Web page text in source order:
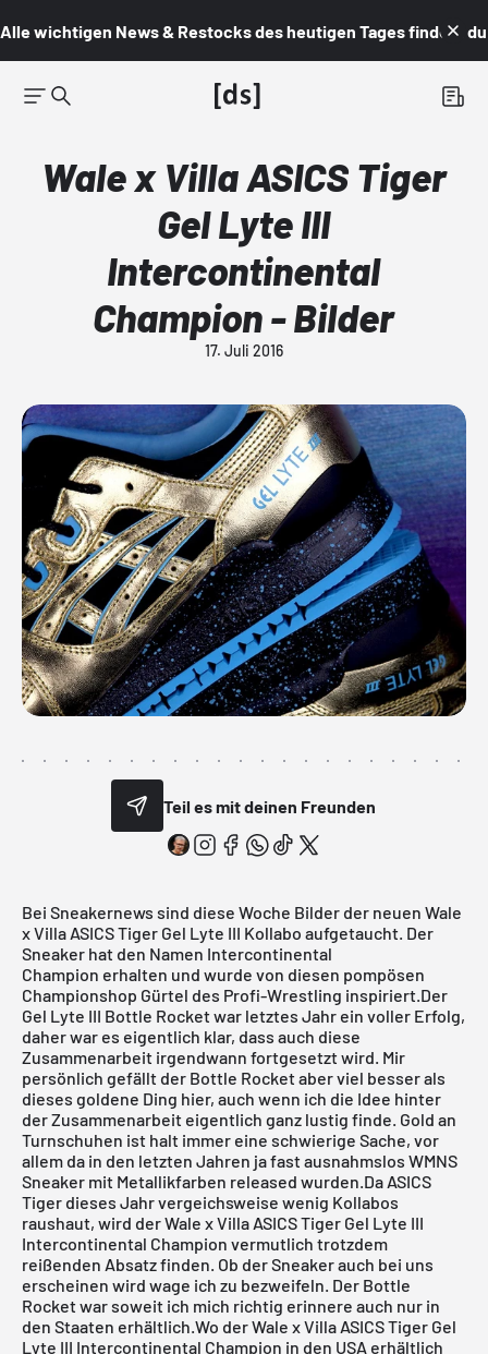
Alle wichtigen News & Restocks des heutigen Tages findest du
Wale x Villa ASICS Tiger
Gel Lyte III
Intercontinental
Champion - Bilder
17. Juli 2016
Teil es mit deinen Freunden
Bei Sneakernews sind diese Woche Bilder der neuen Wale
x Villa ASICS Tiger Gel Lyte III Kollabo aufgetaucht. Der
Sneaker hat den Namen Intercontinental
Champion erhalten und wurde von diesen pompösen
Championshop Gürtel des Profi-Wrestling inspiriert.Der
Gel Lyte III Bottle Rocket war letztes Jahr ein voller Erfolg,
daher war es eigentlich klar, dass auch diese
Zusammenarbeit irgendwann fortgesetzt wird. Mir
persönlich gefällt der Bottle Rocket aber viel besser als
dieses goldene Ding hier, auch wenn ich die Idee hinter
der Zusammenarbeit eigentlich ganz lustig finde. Gold an
Turnschuhen ist halt immer eine schwierige Sache, vor
allem da in den letzten Jahren ja fast ausnahmslos WMNS
Sneaker mit Metallikfarben released wurden.Da ASICS
Tiger dieses Jahr vergeichsweise wenig Kollabos
raushaut, wird der Wale x Villa ASICS Tiger Gel Lyte III
Intercontinental Champion vermutlich trotzdem
reißenden Absatz finden. Ob der Sneaker auch bei uns
erscheinen wird wage ich zu bezweifeln. Der Bottle
Rocket war soweit ich mich richtig erinnere auch nur in
den Staaten erhältlich.Wo der Wale x Villa ASICS Tiger Gel
Lyte III Intercontinental Champion in den USA erhältlich